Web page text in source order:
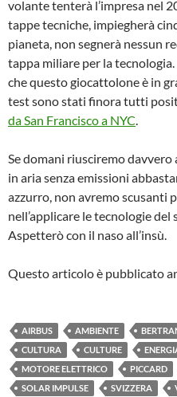
volante tenterà l’impresa nel
tappe tecniche, impiegherà
pianeta, non segnerà nessun
tappa miliare per la
che questo giocattolone è in
test sono stati finora tutti
da San Francisco a NYC
Se domani riusciremo
in aria senza emissioni
azzurro, non avremo scusanti
nell’applicare le tecnologie del
Aspetterò con il naso all’insù.
Questo articolo è pubblicato
AIRBUS AMBIENTE
CULTURA
CULTURE
MOTORE ELETTRICO
PICCARD
SOLAR IMPULSE
SVIZZERA